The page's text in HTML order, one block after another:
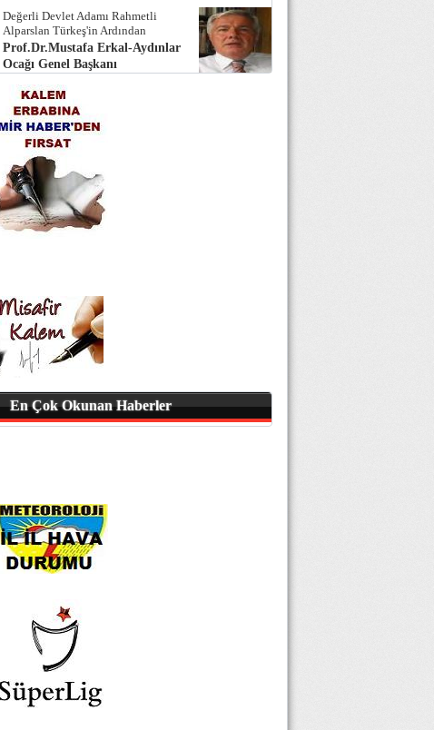
Değerli Devlet Adamı Rahmetli
Alparslan Türkeş'in Ardından
Prof.Dr.Mustafa Erkal-Aydınlar
Ocağı Genel Başkanı
En Çok Okunan Haberler